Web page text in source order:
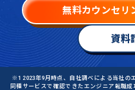
無料カウンセリ
資料
※1 2023年9月時点、自社調べによる当社の
同種サービスで確認できたエンジニア転職